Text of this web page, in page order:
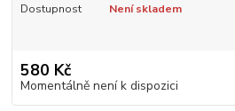
Dostupnost Není skladem
580 Kč
Momentálně není k dispozici